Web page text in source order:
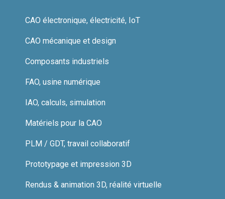
CAO électronique, électricité, IoT
CAO mécanique et design
Composants industriels
FAO, usine numérique
IAO, calculs, simulation
Matériels pour la CAO
PLM / GDT, travail collaboratif
Prototypage et impression 3D
Rendus & animation 3D, réalité virtuelle